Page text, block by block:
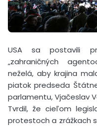
USA sa postavili
„zahraničných
neželá, aby krajina
piatok predseda
parlamentu, Vjačeslav
Tvrdil, že cieľom
protestoch a zrážkach